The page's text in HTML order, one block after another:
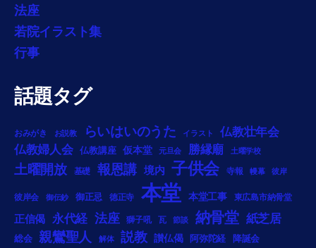
法座
若院イラスト集
行事
話題タグ
おみがき お説教 らいはいのうた イラスト
仏教壮年会
仏教婦人会
仏教講座 仮本堂 元旦会 勝縁廟 土曜学校
土曜開放 基礎 報恩講 境内 子供会 寺報 幔幕 彼岸
彼岸会 御伝鈔 御正忌 徳正寺 本堂 本堂工事 東広島市納骨堂
正信偈 永代経 法座 獅子吼 瓦 節談 納骨堂 紙芝居
総会 親鸞聖人 解体 説教 讃仏偈 阿弥陀経 降誕会